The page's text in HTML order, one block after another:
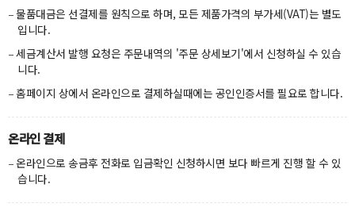
물품대금은 선결제를 원칙으로 하며, 모든 제품가격의 부가세(VAT)는 별도
입니다.
세금계산서 발행 요청은 주문내역의 '주문 상세보기'에서 신청하실 수 있습
니다.
홈페이지 상에서 온라인으로 결제하실때에는 공인인증서를 필요로 합니다.
온라인 결제
온라인으로 송금후 전화로 입금확인 신청하시면 보다 빠르게 진행 할 수 있
습니다.